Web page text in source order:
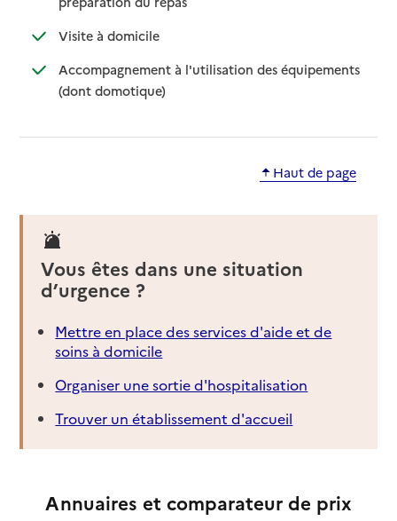
Visite à domicile: disponible
: non disponible
Accompagnement à l'utilisation des équipements
(dont domotique): disponible
: non disponible
Haut de page
Vous êtes dans une situation
d’urgence ?
Mettre en place des services d'aide et de
soins à domicile
Organiser une sortie d'hospitalisation
Trouver un établissement d'accueil
Annuaires et comparateur de prix